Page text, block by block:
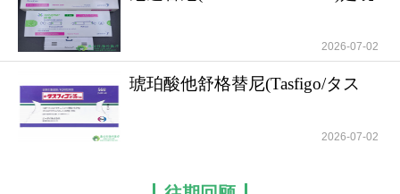
2026-07-02
琥珀酸他舒格替尼(Tasfigo/タス
2026-07-02